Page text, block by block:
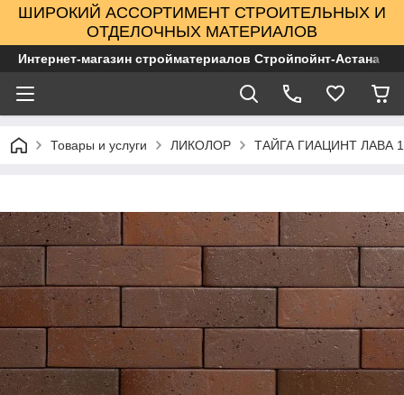
ШИРОКИЙ АССОРТИМЕНТ СТРОИТЕЛЬНЫХ И
ОТДЕЛОЧНЫХ МАТЕРИАЛОВ
Интернет-магазин стройматериалов Стройпойнт-Астана
Товары и услуги ЛИКОЛОР ТАЙГА ГИАЦИНТ ЛАВА